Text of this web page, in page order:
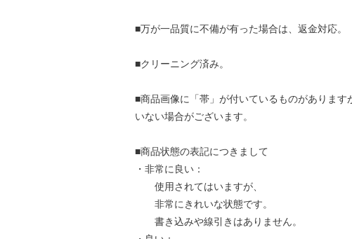
■万が一品質に不備が有った場合は、返金対応。
■クリーニング済み。
■商品画像に「帯」が付いているものがありま
いない場合がございます。
■商品状態の表記につきまして
・非常に良い：
使用されてはいますが、
非常にきれいな状態です。
書き込みや線引きはありません。